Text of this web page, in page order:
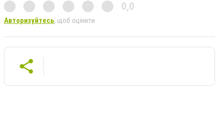
0,0
Авторизуйтесь, щоб оцінити